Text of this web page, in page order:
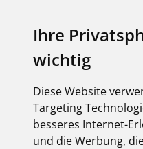
Ihre
wichtig
Diese Website
Targeting
besseres Internet-
und die Werbung,
Derzeit liegen
Paul Schmidt -